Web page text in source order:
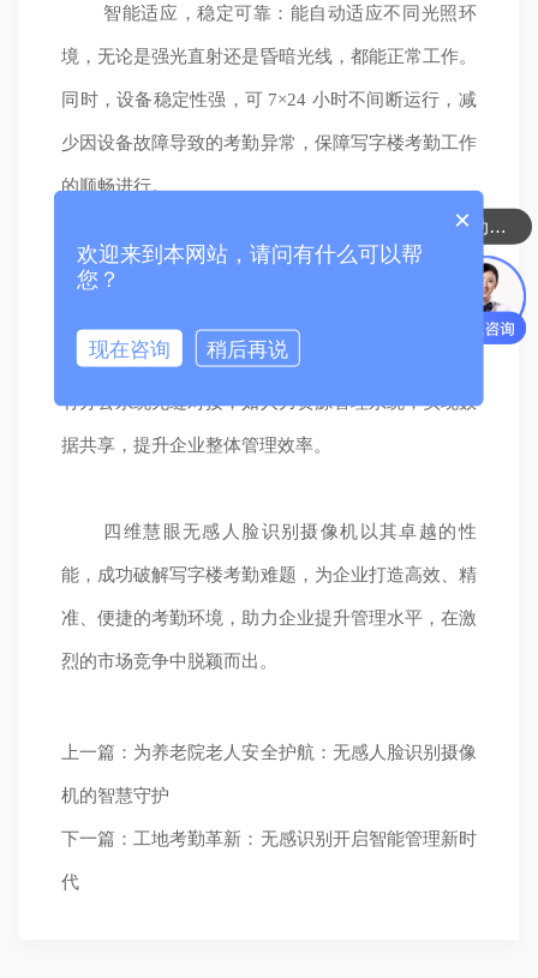
智能适应，稳定可靠：能自动适应不同光照环
境，无论是强光直射还是昏暗光线，都能正常工作。
同时，设备稳定性强，可 7×24 小时不间断运行，减
少因设备故障导致的考勤异常，保障写字楼考勤工作
的顺畅进行。
便捷管理，无缝对接：提供简洁易用的管理后
勤数据查询与导出等操作。此外，该系统可与企业现
有办公系统无缝对接，如人力资源管理系统，实现数
据共享，提升企业整体管理效率。
四维慧眼无感人脸识别摄像机以其卓越的性
能，成功破解写字楼考勤难题，为企业打造高效、精
准、便捷的考勤环境，助力企业提升管理水平，在激
烈的市场竞争中脱颖而出。
上一篇：为养老院老人安全护航：无感人脸识别摄像
机的智慧守护
下一篇：工地考勤革新：无感识别开启智能管理新时
代
无感考勤、人脸自动门禁、黑名单预警、酒店陌生人系统 等...
×
欢迎来到本网站，请问有什么可以帮
您？
现在咨询 稍后再说